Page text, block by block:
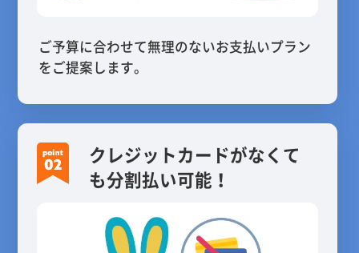
ご予算に合わせて無理のないお支払いプラン
をご提案します。
クレジットカードがなくて
も分割払い可能！